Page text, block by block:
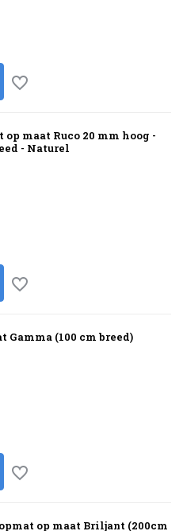
op maat Ruco 20 mm hoog -
- Naturel
Gamma (100 cm breed)
op maat Briljant (200cm